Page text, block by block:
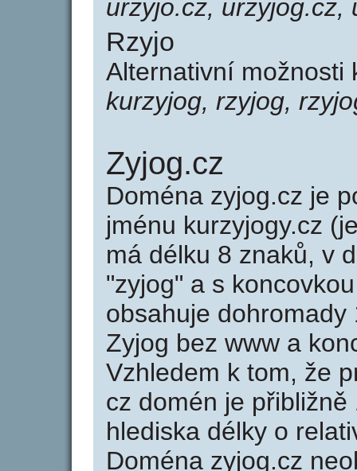
urzyjo.cz, urzyjog.cz,
Rzyjo
Alternativní
kurzyjog, rzyjog,
Zyjog.cz
Doména zyjog.cz je
jménu kurzyjogy.cz
má délku 8 znaků, v
"zyjog" a s
obsahuje
Zyjog bez www a
Vzhledem k tom, že
cz domén je
hlediska délky o
Doména zyjog.cz